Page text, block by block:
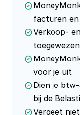
facturen
Verkoop-
voor je uit
Dien je
bij de
Vergeet